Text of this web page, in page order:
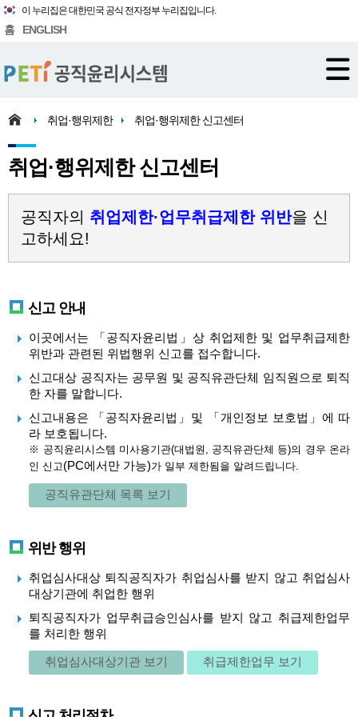
이 누리집은 대한민국 공식 전자정부 누리집입니다.
홈 ENGLISH
취업·행위제한 취업·행위제한 신고센터
취업·행위제한 신고센터
공직자의 취업제한·업무취급제한 위반을 신
고하세요!
신고 안내
이곳에서는 「공직자윤리법」상 취업제한 및 업무취급제한
위반과 관련된 위법행위 신고를 접수합니다.
신고대상 공직자는 공무원 및 공직유관단체 임직원으로 퇴직
한 자를 말합니다.
신고내용은 「공직자윤리법」및 「개인정보 보호법」에 따
라 보호됩니다.
※ 공직윤리시스템 미사용기관(대법원, 공직유관단체 등)의 경우 온라
인 신고(PC에서만 가능)가 일부 제한됨을 알려드립니다.
공직유관단체 목록 보기
위반 행위
취업심사대상 퇴직공직자가 취업심사를 받지 않고 취업심사
대상기관에 취업한 행위
퇴직공직자가 업무취급승인심사를 받지 않고 취급제한업무
를 처리한 행위
취업심사대상기관 보기 취급제한업무 보기